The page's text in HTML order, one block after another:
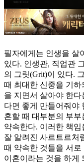
필자에게는 인생을 살
있다. 인생관, 직업관
의 그릿(Grit)이 있다.
때 최대한 신중을 기
을 지면서 살아야 한
다면 좋게 만들어줘야
혼할 때 대부분의 부
약속한다. 이러한 책
잘 알려진 사르트르처
때 약속한 것들을 서
이혼이라는 것을 하게